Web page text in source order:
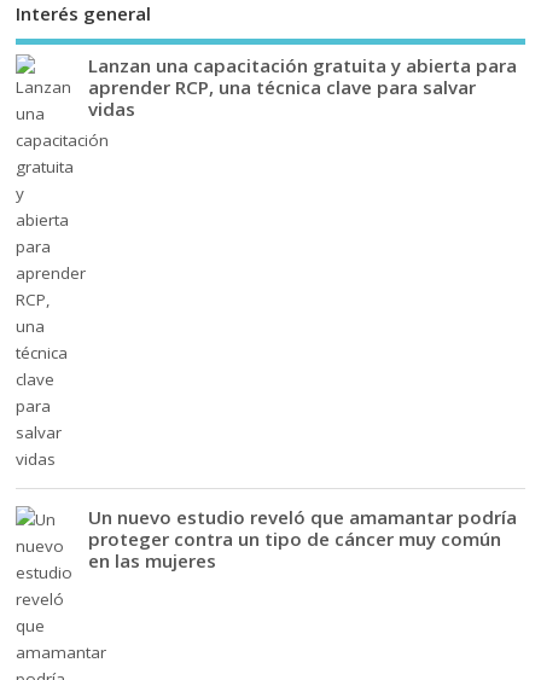
Interés general
Lanzan una capacitación gratuita y abierta para
aprender RCP, una técnica clave para salvar
vidas
Un nuevo estudio reveló que amamantar podría
proteger contra un tipo de cáncer muy común
en las mujeres